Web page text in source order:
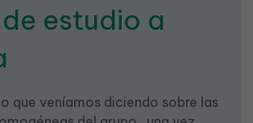
estudio a
que veníamos diciendo sobre las